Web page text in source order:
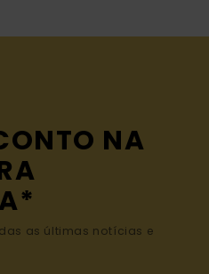
NA
as últimas notícias e